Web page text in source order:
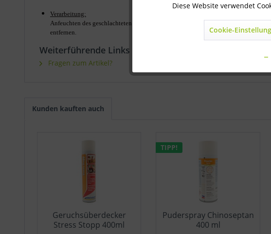
Verarbeitung:
Anfeuchten des geschlachteten oder grobgerupften Tieres mit warmen Wasser.
entfernen.
Weiterführende Links zu "Saupech Orig. Schele 0,45 kg"
Fragen zum Artikel?
Kunden kauften auch
Geruchsüberdecker
Stress Stopp 400ml
TIPP!
Puderspray Chinoseptan
400 ml
Technisch notwendig
Diese Website verwendet
Cookie-